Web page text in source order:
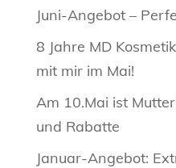
Juni-Angebot –
8 Jahre MD
mit mir im Mai!
Am 10.Mai ist
und Rabatte
Januar-Angebot: